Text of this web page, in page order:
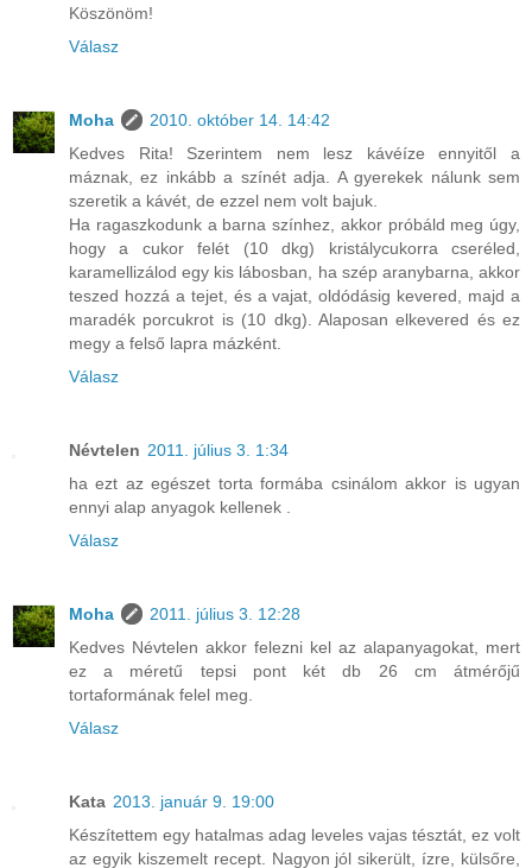
Köszönöm!
Válasz
Moha
2010. október 14. 14:42
Kedves Rita! Szerintem nem lesz kávéíze ennyitől a
máznak, ez inkább a színét adja. A gyerekek nálunk sem
szeretik a kávét, de ezzel nem volt bajuk.
Ha ragaszkodunk a barna színhez, akkor próbáld meg úgy,
hogy a cukor felét (10 dkg) kristálycukorra cseréled,
karamellizálod egy kis lábosban, ha szép aranybarna, akkor
teszed hozzá a tejet, és a vajat, oldódásig kevered, majd a
maradék porcukrot is (10 dkg). Alaposan elkevered és ez
megy a felső lapra mázként.
Válasz
Névtelen 2011. július 3. 1:34
ha ezt az egészet torta formába csinálom akkor is ugyan
ennyi alap anyagok kellenek .
Válasz
Moha
2011. július 3. 12:28
Kedves Névtelen akkor felezni kel az alapanyagokat, mert
ez a méretű tepsi pont két db 26 cm átmérőjű
tortaformának felel meg.
Válasz
Kata 2013. január 9. 19:00
Készítettem egy hatalmas adag leveles vajas tésztát, ez volt
az egyik kiszemelt recept. Nagyon jól sikerült, ízre, külsőre,